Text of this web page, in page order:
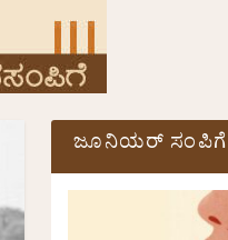
ಜೂನಿಯರ್ ಸಂಪಿಗೆ